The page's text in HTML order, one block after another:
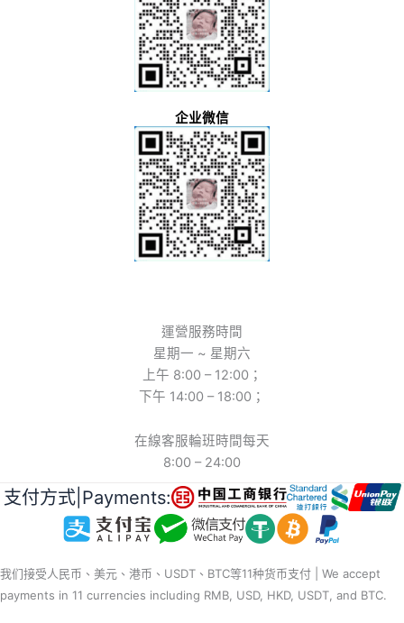
企业微信
運營服務時間
星期一 ~ 星期六
上午 8:00 – 12:00；
下午 14:00 – 18:00；
在線客服輪班時間每天
8:00 – 24:00
支付方式|Payments:
我们接受人民币、美元、港币、USDT、BTC等11种货币支付 | We accept
payments in 11 currencies including RMB, USD, HKD, USDT, and BTC.